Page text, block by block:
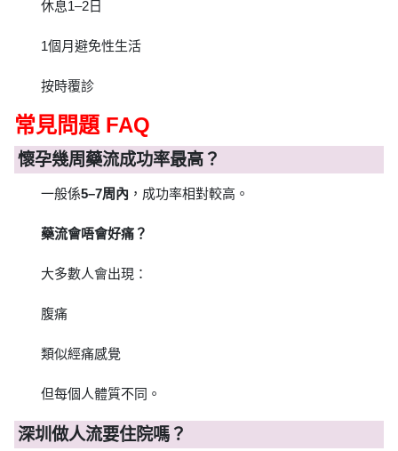
休息1–2日
1個月避免性生活
按時覆診
常見問題 FAQ
懷孕幾周藥流成功率最高？
一般係5–7周內 ，成功率相對較高。
藥流會唔會好痛？
大多數人會出現：
腹痛
類似經痛感覺
但每個人體質不同。
深圳做人流要住院嗎？